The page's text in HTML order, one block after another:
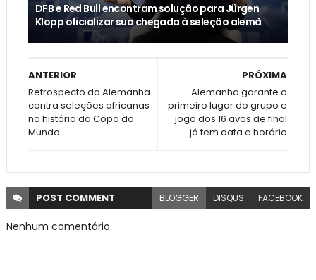
DFB e Red Bull encontram solução para Jürgen
Klopp oficializar sua chegada à seleção alemã
PRÓXIMA
Alemanha garante o
primeiro lugar do grupo e
jogo dos 16 avos de final
já tem data e horário
ANTERIOR
Retrospecto da Alemanha
contra seleções africanas
na história da Copa do
Mundo
POST COMMENT BLOGGER DISQUS FACEBOOK
Nenhum comentário